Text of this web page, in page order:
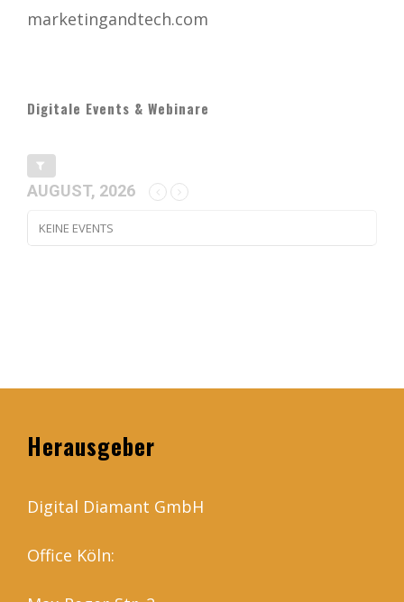
marketingandtech.com
Digitale Events & Webinare
AUGUST, 2026
KEINE EVENTS
Herausgeber
Digital Diamant GmbH
Office Köln: